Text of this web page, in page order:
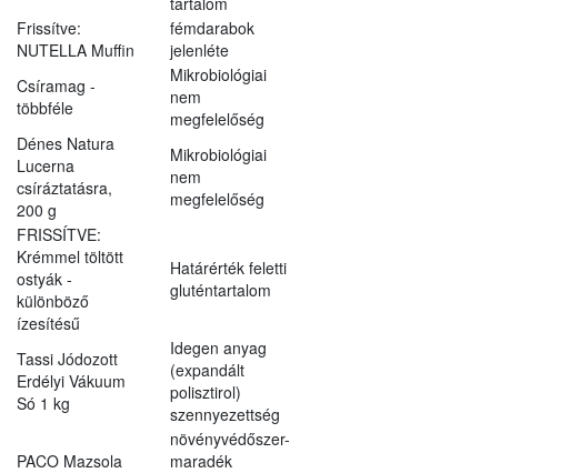
Frissítve:
NUTELLA Muffin
fémdarabok
jelenléte
Csíramag -
többféle
Mikrobiológiai
nem
megfelelőség
Dénes Natura
Lucerna
csíráztatásra,
200 g
Mikrobiológiai
nem
megfelelőség
FRISSÍTVE:
Krémmel töltött
ostyák -
különböző
ízesítésű
Határérték feletti
gluténtartalom
Tassi Jódozott
Erdélyi Vákuum
Só 1 kg
Idegen anyag
(expandált
polisztirol)
szennyezettség
PACO Mazsola
növényvédőszer-
maradék